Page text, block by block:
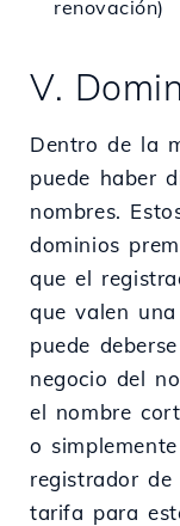
renovación)
V.
Dentro de la
puede haber
nombres.
dominios
que el
que valen
puede
negocio del
el nombre
o
registrador de
tarifa para